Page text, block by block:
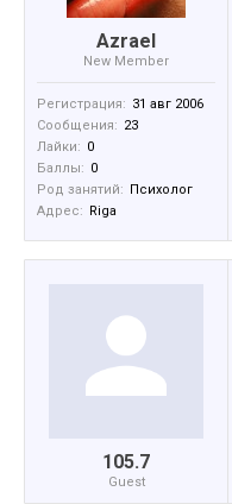
Azrael
New Member
Регистрация: 31 авг 2006
Сообщения: 23
Лайки: 0
Баллы: 0
Род занятий: Психолог
Адрес: Riga
105.7
Guest